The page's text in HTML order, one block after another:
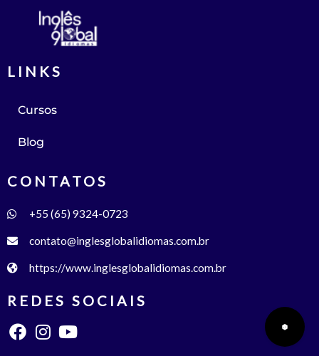
LINKS
Cursos
Blog
CONTATOS
+55 (65) 9324-0723
contato@inglesglobalidiomas.com.br
https://www.inglesglobalidiomas.com.br
REDES SOCIAIS